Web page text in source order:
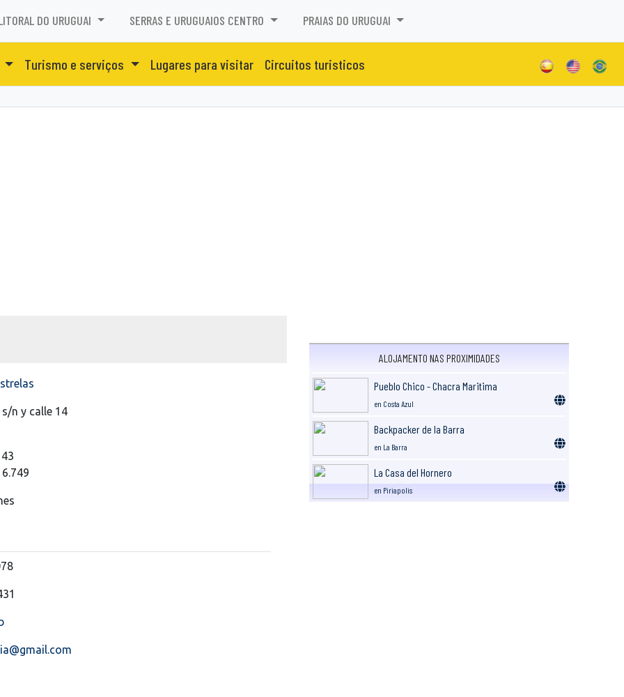
DO URUGUAI SERRAS E URUGUAIOS CENTRO PRAIAS DO URUGUAI
Turismo e serviços Lugares para visitar Circuitos turisticos
n y calle 14
ALOJAMENTO NAS PROXIMIDADES
Pueblo Chico - Chacra Maritima
en Costa Azul
Backpacker de la Barra
en La Barra
La Casa del Hornero
en Piriapolis